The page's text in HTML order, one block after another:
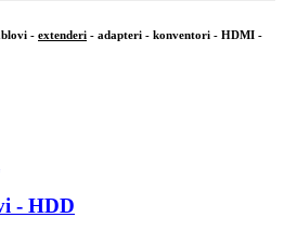
- extenderi - adapteri - konventori - HDMI -
- HDD